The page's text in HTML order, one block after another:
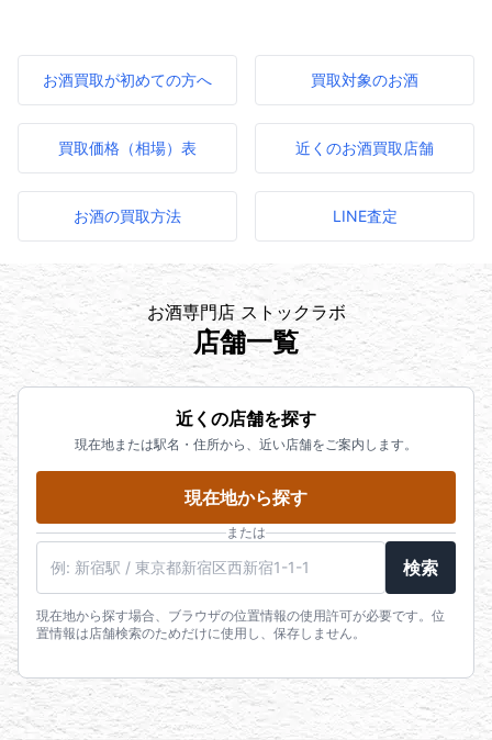
お酒買取が初めての方へ 買取対象のお酒
買取価格（相場）表 近くのお酒買取店舗
お酒の買取方法 LINE査定
お酒専門店 ストックラボ
店舗一覧
近くの店舗を探す
現在地または駅名・住所から、近い店舗をご案内します。
現在地から探す
または
検索
現在地から探す場合、ブラウザの位置情報の使用許可が必要です。位
置情報は店舗検索のためだけに使用し、保存しません。